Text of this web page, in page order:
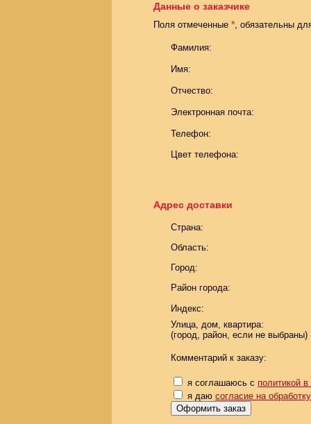
Данные о заказчике
Поля отмеченные *, обязательны
Фамилия:
Имя:
Отчество:
Электронная почта:
Телефон:
Цвет телефона:
Адрес доставки
Страна:
Область:
Город:
Район города:
Индекс:
Улица, дом, квартира:
(город, район, если не выбраны)
Комментарий к заказу:
я соглашаюсь с политикой
я даю согласие на